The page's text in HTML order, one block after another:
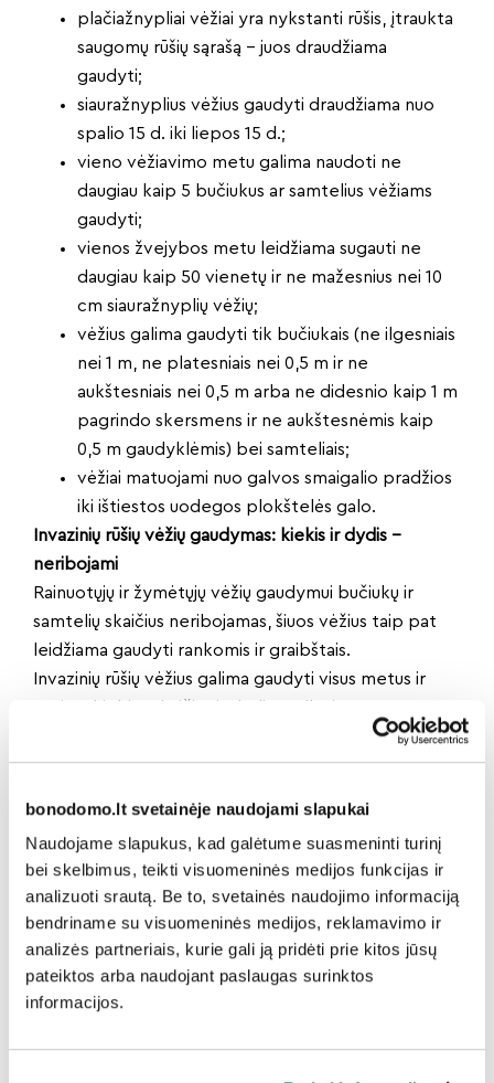
bonodomo.lt svetainėje naudojami slapukai
Naudojame slapukus, kad galėtume suasmeninti turinį
bei skelbimus, teikti visuomeninės medijos funkcijas ir
analizuoti srautą. Be to, svetainės naudojimo informaciją
bendriname su visuomeninės medijos, reklamavimo ir
analizės partneriais, kurie gali ją pridėti prie kitos jūsų
pateiktos arba naudojant paslaugas surinktos
informacijos.
plačiažnypliai vėžiai yra nykstanti rūšis, įtraukta
saugomų rūšių sąrašą – juos draudžiama
gaudyti;
siauražnyplius vėžius gaudyti draudžiama nuo
spalio 15 d. iki liepos 15 d.;
vieno vėžiavimo metu galima naudoti ne
daugiau kaip 5 bučiukus ar samtelius vėžiams
gaudyti;
vienos žvejybos metu leidžiama sugauti ne
daugiau kaip 50 vienetų ir ne mažesnius nei 10
cm siauražnyplių vėžių;
vėžius galima gaudyti tik bučiukais (ne ilgesniais
nei 1 m, ne platesniais nei 0,5 m ir ne
aukštesniais nei 0,5 m arba ne didesnio kaip 1 m
pagrindo skersmens ir ne aukštesnėmis kaip
0,5 m gaudyklėmis) bei samteliais;
vėžiai matuojami nuo galvos smaigalio pradžios
iki ištiestos uodegos plokštelės galo.
Invazinių rūšių vėžių gaudymas: kiekis ir dydis –
neribojami
Rainuotųjų ir žymėtųjų vėžių gaudymui bučiukų ir
samtelių skaičius neribojamas, šiuos vėžius taip pat
leidžiama gaudyti rankomis ir graibštais.
Invazinių rūšių vėžius galima gaudyti visus metus ir
Jei invazinių vėžių žvejybos metu sugaunami
plačiažnypliai ar siauražnypliai vėžiai, jie turi būti
Kaip atpažinti skirtingas vėžių rūšis?
Plačiažnypliai vėžiai užauga iki 20 cm. Ant žnyplių turi
dantelius – tai vienas išskirtinių bruožų. Pagavę ir
apvertę vėžį pamatysite, kad žnyplių spalva
raudona, bet atspalvis gali šiek tiek skirtis. Patinėliai
šiek tiek stambesni už pateles. Patinėliai subręsta 3,
patelės 4 metų. Patelė išleidžia 20–200 ikrelių.
Siauražnyplius vėžius galima atskirti pagal baltą ar